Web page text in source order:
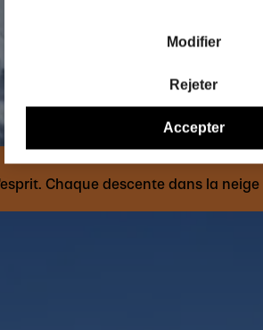
Chaque descente dans la
Modifier
Rejeter
Accepter